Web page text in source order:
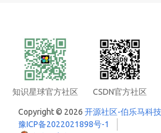
知识星球官方社区 CSDN官方社区
Copyright © 2026 开源社区-伯乐马科技
豫ICP备2022021898号-1